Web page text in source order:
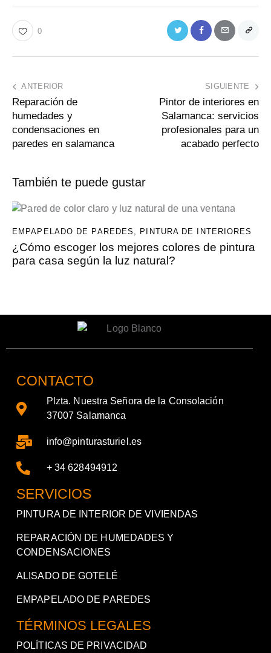
0
ANTERIOR
Reparación de
humedades y
condensaciones en
paredes en salamanca
SIGUIENTE
Pintor de interiores en
Salamanca: servicios
profesionales para un
acabado perfecto
También te puede gustar
EMPAPELADO DE PAREDES PINTURA DE INTERIORES
¿Cómo escoger los mejores colores de pintura
para casa según la luz natural?
CONTACTO
Plzta. Nuestra Señora de la Consolación
37007 Salamanca
info@pinturasturiel.es
+ 34 628494912
SERVICIOS
PINTURA DE INTERIOR DE VIVIENDAS
REPARACIÓN DE HUMEDADES Y
CONDENSACIONES
ALISADO DE GOTELÉ
EMPAPELADO DE PAREDES
TÉRMINOS LEGALES
POLÍTICAS DE PRIVACIDAD